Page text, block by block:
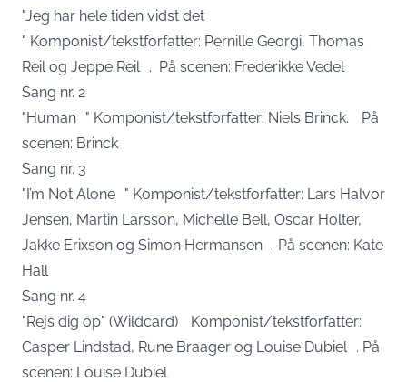
"Jeg har hele tiden vidst det
" Komponist/tekstforfatter: Pernille Georgi, Thomas
Reil og Jeppe Reil . På scenen: Frederikke Vedel
Sang nr. 2
"Human " Komponist/tekstforfatter: Niels Brinck. På
scenen: Brinck
Sang nr. 3
"I’m Not Alone " Komponist/tekstforfatter: Lars Halvor
Jensen, Martin Larsson, Michelle Bell, Oscar Holter,
Jakke Erixson og Simon Hermansen . På scenen: Kate
Hall
Sang nr. 4
"Rejs dig op" (Wildcard) Komponist/tekstforfatter:
Casper Lindstad, Rune Braager og Louise Dubiel . På
scenen: Louise Dubiel